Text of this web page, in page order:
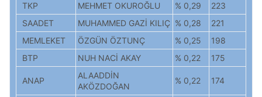
TKP MEHMET OKUROĞLU % 0,29
223
SAADET
MUHAMMED GAZİ KILIÇ % 0,28
221
MEMLEKET
ÖZGÜN ÖZTUNÇ % 0,25
198
BTP
NUH NACİ AKAY % 0,22 175
ANAP
ALAADDİN
AKÖZDOĞAN
% 0,22 174